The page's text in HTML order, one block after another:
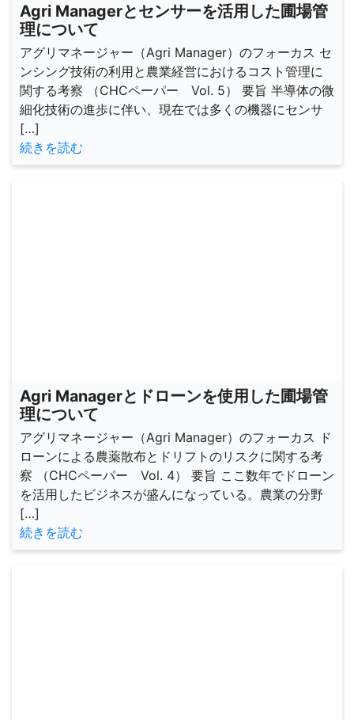
Agri Managerとセンサーを活用した圃場管
理について
アグリマネージャー（Agri Manager）のフォーカス セ
ンシング技術の利用と農業経営におけるコスト管理に
関する考察 （CHCペーパー Vol. 5） 要旨 半導体の微
細化技術の進歩に伴い、現在では多くの機器にセンサ
[…]
続きを読む
Agri Managerとドローンを使用した圃場管
理について
アグリマネージャー（Agri Manager）のフォーカス ド
ローンによる農薬散布とドリフトのリスクに関する考
察 （CHCペーパー Vol. 4） 要旨 ここ数年でドローン
を活用したビジネスが盛んになっている。農業の分野
[…]
続きを読む